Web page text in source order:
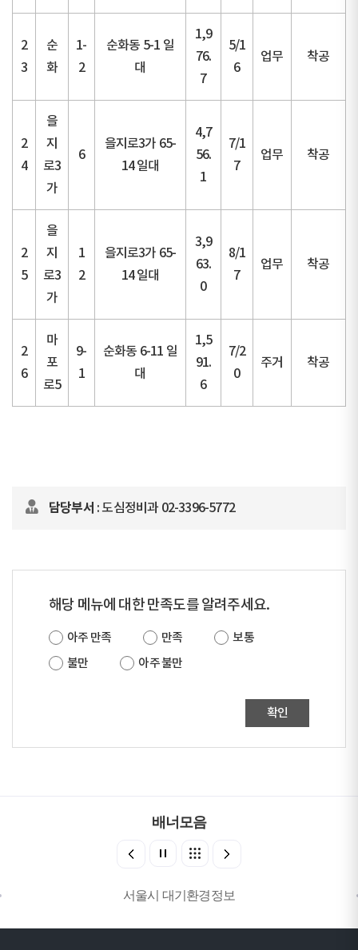
2
3
순
화
1-
2
순화동 5-1 일
대
1,9
76.
7
5/1
6
업무 착공
2
4
을
지
로3
가
6
을지로3가 65-
14 일대
4,7
56.
1
7/1
7
업무 착공
2
5
을
지
로3
가
1
2
을지로3가 65-
14 일대
3,9
63.
0
8/1
7
업무 착공
2
6
마
포
로5
9-
1
순화동 6-11 일
대
1,5
91.
6
7/2
0
주거 착공
담당부서 : 도심정비과 02-3396-5772
해당 메뉴에 대한 만족도를 알려주세요.
아주 만족 만족
보통
불만
아주 불만
확인
배너모음
서울시 대기환경정보